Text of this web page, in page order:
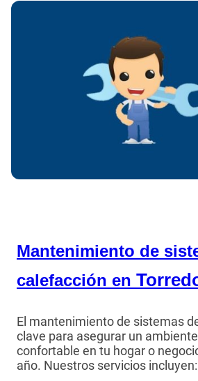
Mantenimiento de
calefacción en
El mantenimiento de sistemas
clave para asegurar un
confortable en tu hogar o
año. Nuestros servicios incluyen: